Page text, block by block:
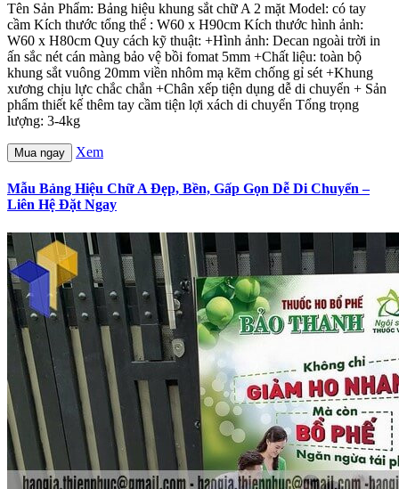
Tên Sản Phẩm: Bảng hiệu khung sắt chữ A 2 mặt Model: có tay
cầm Kích thước tổng thể : W60 x H90cm Kích thước hình ảnh:
W60 x H80cm Quy cách kỹ thuật: +Hình ảnh: Decan ngoài trời in
ấn sắc nét cán màng bảo vệ bồi fomat 5mm +Chất liệu: toàn bộ
khung sắt vuông 20mm viền nhôm mạ kẽm chống gỉ sét +Khung
xương chịu lực chắc chắn +Chân xếp tiện dụng dễ di chuyển + Sản
phẩm thiết kế thêm tay cầm tiện lợi xách di chuyển Tổng trọng
lượng: 3-4kg
Mua ngay Xem
Mẫu Bảng Hiệu Chữ A Đẹp, Bền, Gấp Gọn Dễ Di Chuyển –
Liên Hệ Đặt Ngay